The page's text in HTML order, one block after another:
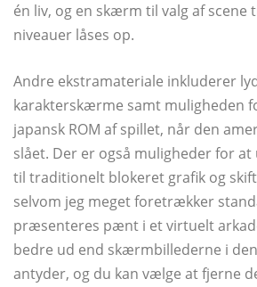
én liv, og en skærm til valg af scene
niveauer låses op.
Andre ekstramateriale inkluderer
karakterskærme samt muligheden
japansk ROM af spillet, når den
slået. Der er også muligheder for
til traditionelt blokeret grafik og
selvom jeg meget foretrækker
præsenteres pænt i et virtuelt
bedre ud end skærmbillederne i
antyder, og du kan vælge at fjerne